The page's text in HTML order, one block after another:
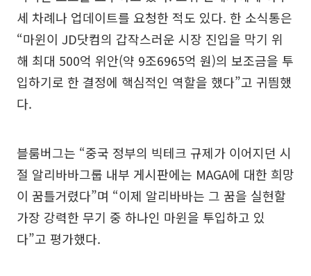
세 차례나 업데이트를 요청한 적도 있다. 한 소식통은
“마윈이 JD닷컴의 갑작스러운 시장 진입을 막기 위
해 최대 500억 위안(약 9조6965억 원)의 보조금을 투
입하기로 한 결정에 핵심적인 역할을 했다”고 귀띔했
다.
블룸버그는 “중국 정부의 빅테크 규제가 이어지던 시
절 알리바바그룹 내부 게시판에는 MAGA에 대한 희망
이 꿈틀거렸다”며 “이제 알리바바는 그 꿈을 실현할
가장 강력한 무기 중 하나인 마윈을 투입하고 있
다”고 평가했다.